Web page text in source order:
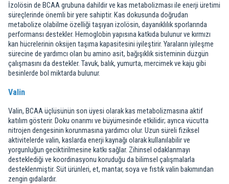
İzolösin de BCAA grubuna dahildir ve kas metabolizması ile enerji üretimi
süreçlerinde önemli bir yere sahiptir. Kas dokusunda doğrudan
metabolize olabilme özelliği taşıyan izolösin, dayanıklılık sporlarında
performansı destekler. Hemoglobin yapısına katkıda bulunur ve kırmızı
kan hücrelerinin oksijen taşıma kapasitesini iyileştirir. Yaraların iyileşme
sürecine de yardımcı olan bu amino asit, bağışıklık sisteminin düzgün
çalışmasını da destekler. Tavuk, balık, yumurta, mercimek ve kaju gibi
besinlerde bol miktarda bulunur.
Valin
Valin, BCAA üçlüsünün son üyesi olarak kas metabolizmasına aktif
katılım gösterir. Doku onarımı ve büyümesinde etkilidir; ayrıca vücutta
nitrojen dengesinin korunmasına yardımcı olur. Uzun süreli fiziksel
aktivitelerde valin, kaslarda enerji kaynağı olarak kullanılabilir ve
yorgunluğun geciktirilmesine katkı sağlar. Zihinsel odaklanmayı
desteklediği ve koordinasyonu koruduğu da bilimsel çalışmalarla
desteklenmiştir. Süt ürünleri, et, mantar, soya ve fıstık valin bakımından
zengin gıdalardır.